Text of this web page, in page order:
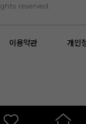
reserved.
이용약관 개인